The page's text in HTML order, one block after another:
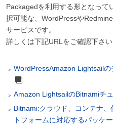
Packagedを利用する形となって
択可能な、WordPressや
サービスです。
詳しくは下記URLをご確認下さい
WordPressAmazon Lightsail
Amazon LightsailのBitnamiチ
Bitnami:クラウド、コンテナ
トフォームに対応するパッケ